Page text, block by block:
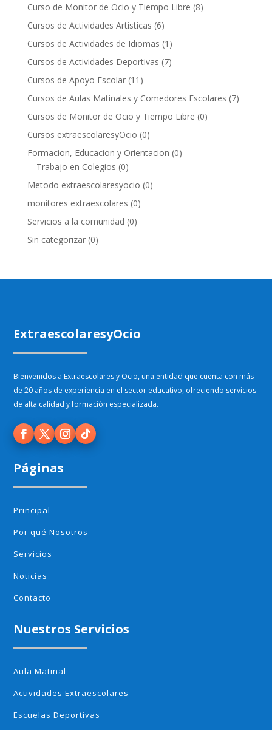
Curso de Monitor de Ocio y Tiempo Libre (8)
Cursos de Actividades Artísticas (6)
Cursos de Actividades de Idiomas (1)
Cursos de Actividades Deportivas (7)
Cursos de Apoyo Escolar (11)
Cursos de Aulas Matinales y Comedores Escolares (7)
Cursos de Monitor de Ocio y Tiempo Libre (0)
Cursos extraescolaresyOcio (0)
Formacion, Educacion y Orientacion (0)
Trabajo en Colegios (0)
Metodo extraescolaresyocio (0)
monitores extraescolares (0)
Servicios a la comunidad (0)
Sin categorizar (0)
ExtraescolaresyOcio
Bienvenidos a Extraescolares y Ocio, una entidad que cuenta con más
de 20 años de experiencia en el sector educativo, ofreciendo servicios
de alta calidad y formación especializada.
Páginas
Principal
Por qué Nosotros
Servicios
Noticias
Contacto
Nuestros Servicios
Aula Matinal
Actividades Extraescolares
Escuelas Deportivas